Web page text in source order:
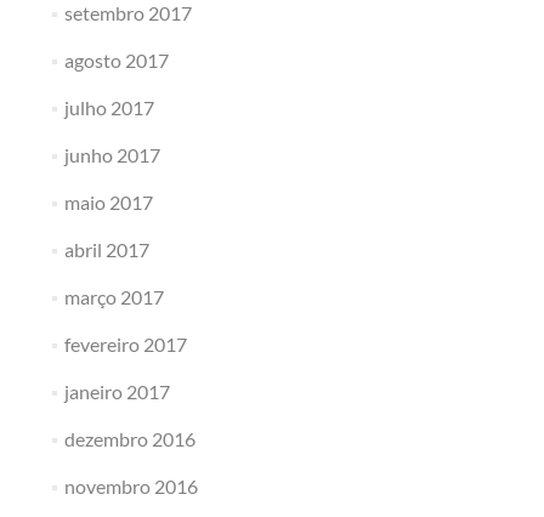
setembro 2017
agosto 2017
julho 2017
junho 2017
maio 2017
abril 2017
março 2017
fevereiro 2017
janeiro 2017
dezembro 2016
novembro 2016